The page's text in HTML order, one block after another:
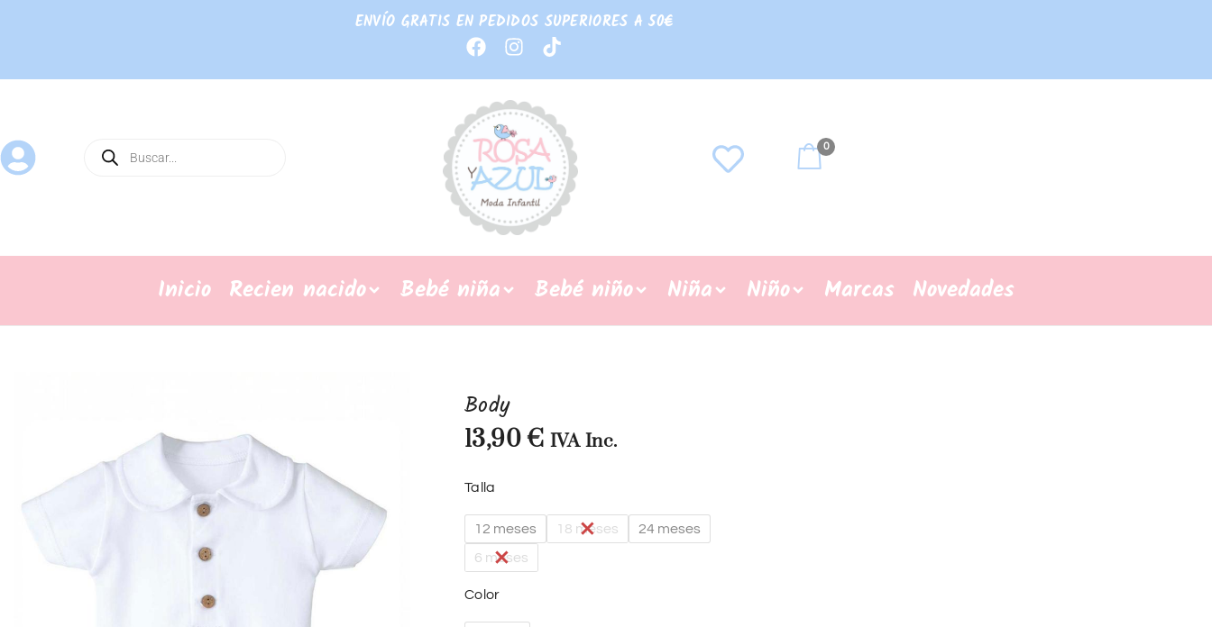
ENVÍO GRATIS EN PEDIDOS SUPERIORES A 50€
0
Inicio Recien nacido Bebé niña Bebé niño Niña Niño Marcas Novedades
Body
13,90 € IVA Inc.
Talla
12 meses 18 meses
24 meses
6 meses
Color